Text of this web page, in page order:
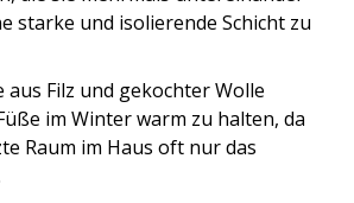
starke und isolierende Schicht zu
aus Filz und gekochter Wolle
im Winter warm zu halten, da
Raum im Haus oft nur das